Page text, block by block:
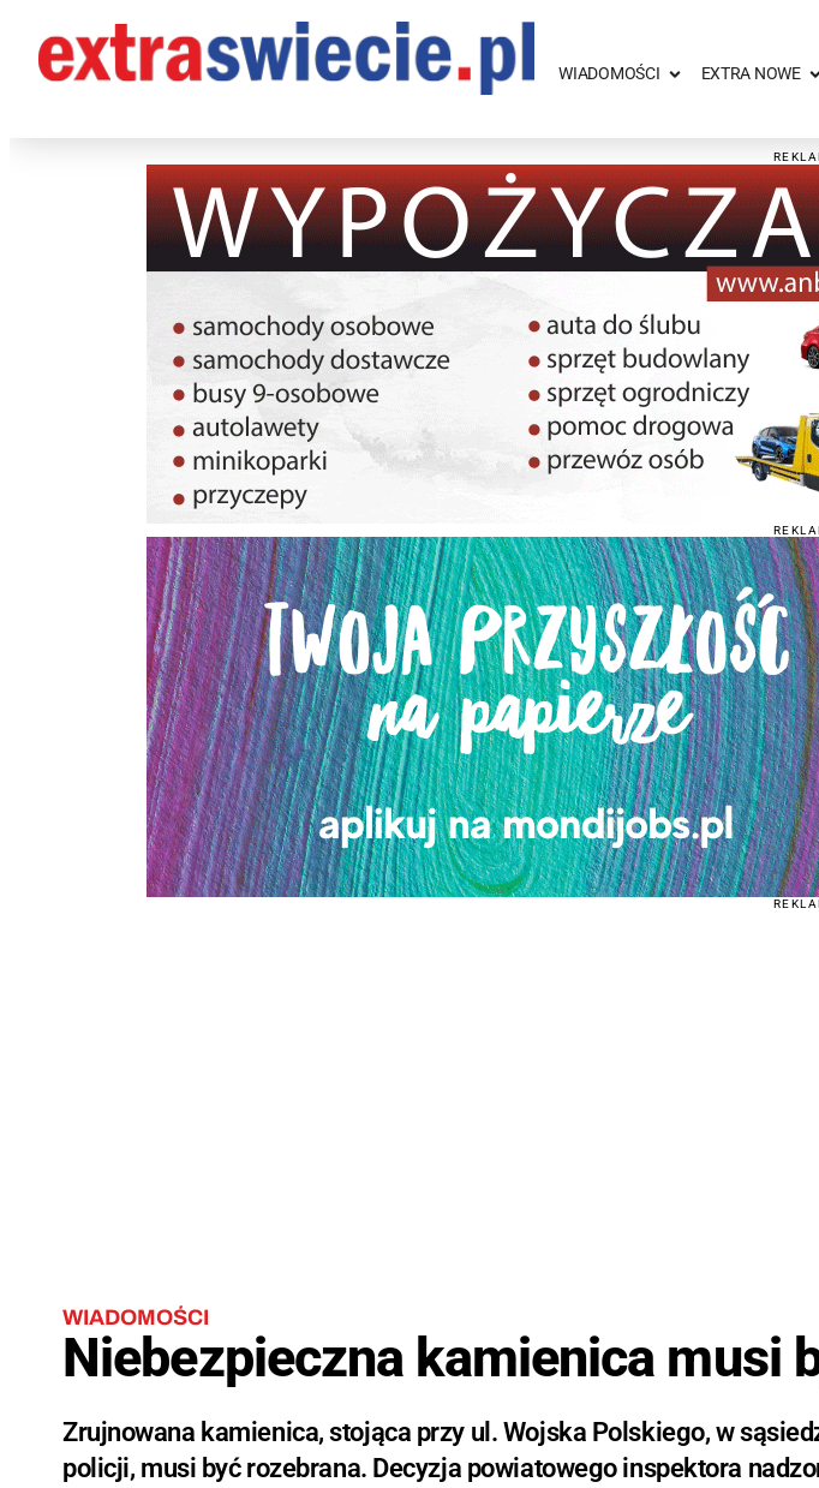
WIADOMOŚCI EXTRA NOWE
WIADOMOŚCI
Niebezpieczna kamienica musi
Zrujnowana kamienica, stojąca przy ul. Wojska Polskiego, w
policji, musi być rozebrana. Decyzja powiatowego inspektora